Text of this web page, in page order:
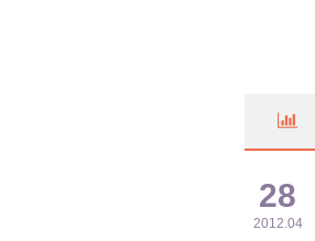
28
2012.04